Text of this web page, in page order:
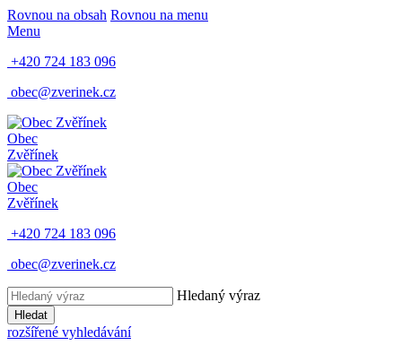
Rovnou na obsah Rovnou na menu
Menu
+420 724 183 096
obec@zverinek.cz
Obec
Zvěřínek
Obec
Zvěřínek
+420 724 183 096
obec@zverinek.cz
Hledaný výraz
Hledat
rozšířené vyhledávání